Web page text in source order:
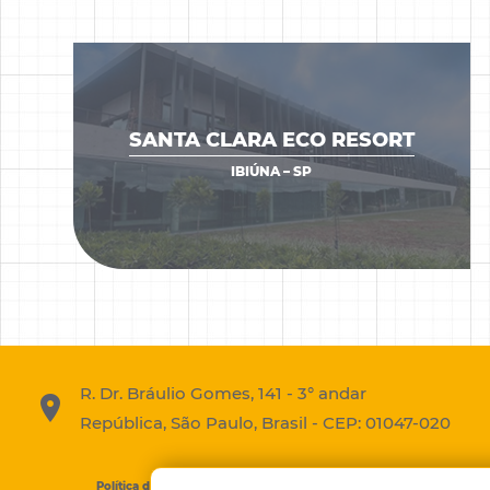
SANTA CLARA ECO RESORT
IBIÚNA – SP
VER OBRA
R. Dr. Bráulio Gomes, 141 - 3° andar
República, São Paulo, Brasil - CEP: 01047-020
Política de Privacidade